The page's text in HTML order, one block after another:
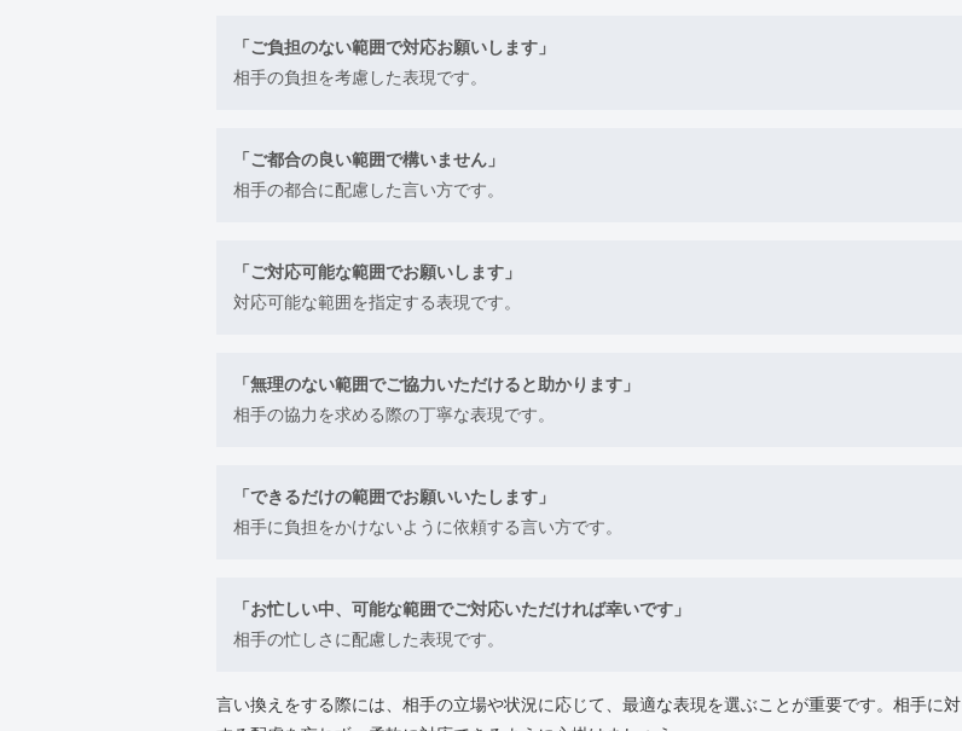
「ご負担のない範囲で対応お願いします」
相手の負担を考慮した表現です。
「ご都合の良い範囲で構いません」
相手の都合に配慮した言い方です。
「ご対応可能な範囲でお願いします」
対応可能な範囲を指定する表現です。
「無理のない範囲でご協力いただけると助かります」
相手の協力を求める際の丁寧な表現です。
「できるだけの範囲でお願いいたします」
相手に負担をかけないように依頼する言い方です。
「お忙しい中、可能な範囲でご対応いただければ幸いです」
相手の忙しさに配慮した表現です。
言い換えをする際には、相手の立場や状況に応じて、最適な表現を選ぶことが重要です。相手に対